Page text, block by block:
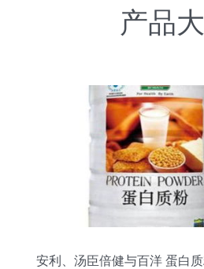
产品
安利、汤臣倍健与百洋 蛋白